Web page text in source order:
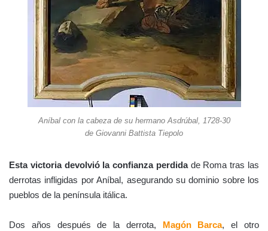
Aníbal con la cabeza de su hermano Asdrúbal, 1728-30
de Giovanni Battista Tiepolo
Esta victoria devolvió la confianza perdidade Roma tras las
derrotas infligidas por Aníbal, asegurando su dominio sobre los
pueblos de la península itálica.
Dos años después de la derrota, Magón Barca, el otro